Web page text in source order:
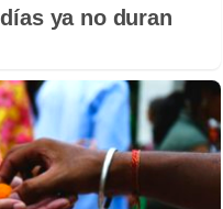
ya no duran